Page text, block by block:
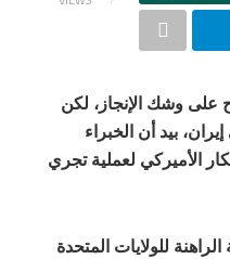
على وشك الإنجاز، لكن
بيد أن الخبراء
الأميركي لعملية تجري
للولايات المتحدة